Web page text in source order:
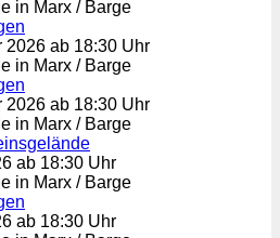
in Marx / Barge
2026 ab 18:30 Uhr
in Marx / Barge
2026 ab 18:30 Uhr
in Marx / Barge
ab 18:30 Uhr
in Marx / Barge
ab 18:30 Uhr